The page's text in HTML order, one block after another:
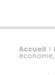
Accueil >